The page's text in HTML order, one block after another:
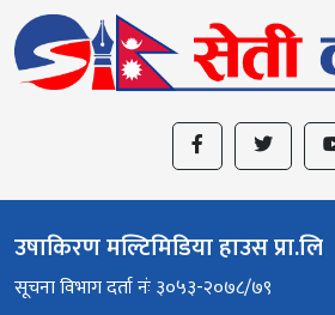
उषाकिरण मल्टिमिडिया हाउस प्रा.लि
सूचना विभाग दर्ता नंः ३०५३-२०७८/७९